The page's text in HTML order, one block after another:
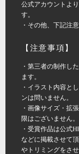
公式アカウントよ
す。
・その他、下記注
【注意事項】
・第三者の制作し
ます。
・イラスト内容と
ンは問いません。
・画像サイズ・拡
限はございません。
・受賞作品は公式
などに掲載させて
やトリミングをさ